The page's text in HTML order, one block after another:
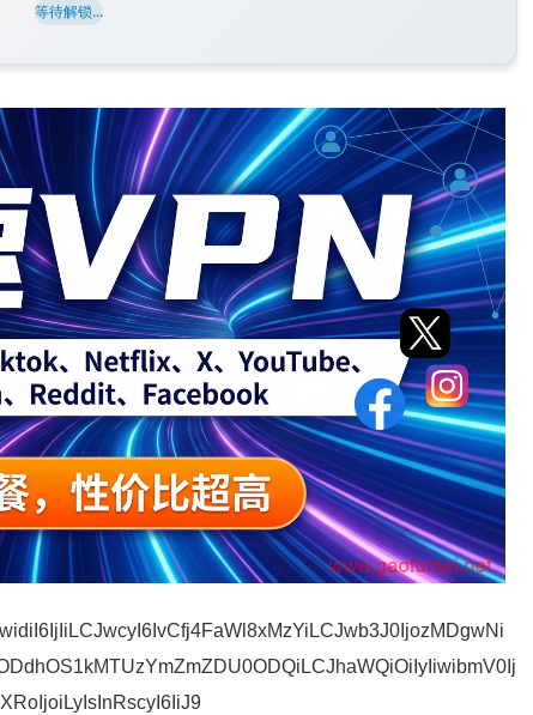
等待解锁...